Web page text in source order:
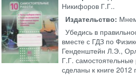
Никифоров Г.Г..
Издательство:
Убедись в
вместе с ГДЗ по
Генденштейн Л.Э.,
Г.Г.
сделаны к книге